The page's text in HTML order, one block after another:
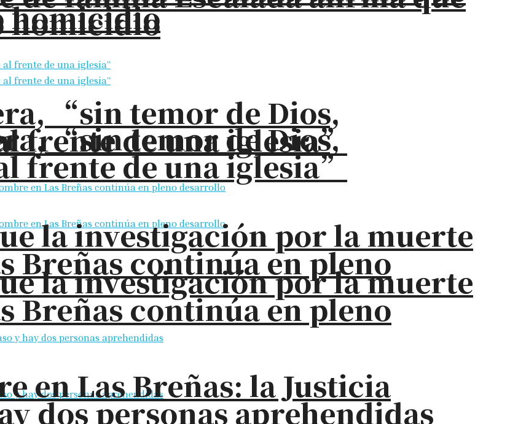
homicidio
“sin temor de Dios,
frente de una iglesia”
la investigación por la muerte
Breñas continúa en pleno
homicidio
“sin temor de Dios,
frente de una iglesia”
la investigación por la muerte
Breñas continúa en pleno
en Las Breñas: la Justicia
dos personas aprehendidas